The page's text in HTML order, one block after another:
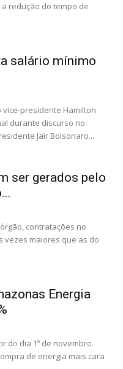
redução do tempo de
salário mínimo
vice-presidente Hamilton
durante discurso no
Jair Bolsonaro...
ser gerados pelo
contratações no
vezes maiores que as do
Energia
do dia 1º de novembro.
de energia mais cara